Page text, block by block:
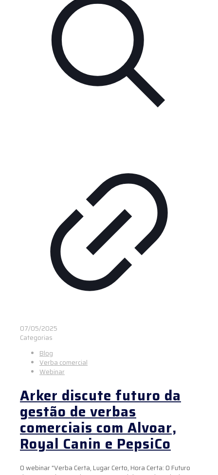
07/05/2025
Categorias
Blog
Verba comercial
Webinar
Arker discute futuro da
gestão de verbas
comerciais com Alvoar,
Royal Canin e PepsiCo
O webinar "Verba Certa, Lugar Certo, Hora Certa: O Futuro